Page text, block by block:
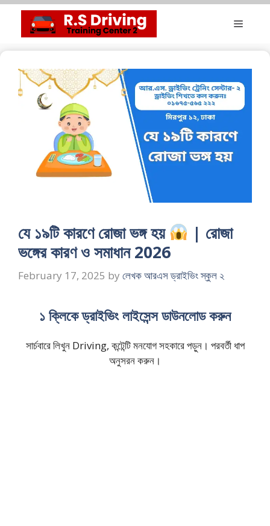
content
Menu
যে ১৯টি কারণে রোজা ভঙ্গ হয়
| রোজা
ভঙ্গের কারণ ও সমাধান 2026
February 17, 2025 by লেখক আরএস ড্রাইভিং স্কুল ২
১ ক্লিকে ড্রাইভিং লাইসেন্স ডাউনলোড করুন
সার্চবারে লিখুন Driving, কন্টেন্টি মনযোগ সহকারে পড়ুন। পরবর্তী ধাপ
অনুসরন করুন।